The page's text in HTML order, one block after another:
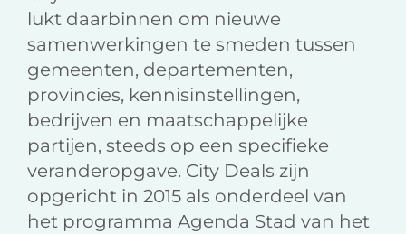
lukt daarbinnen om nieuwe
samenwerkingen te smeden tussen
gemeenten, departementen,
provincies, kennisinstellingen,
bedrijven en maatschappelijke
partijen, steeds op een specifieke
veranderopgave. City Deals zijn
opgericht in 2015 als onderdeel van
het programma Agenda Stad van het